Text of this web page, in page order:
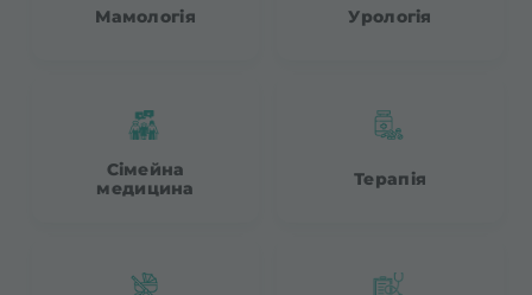
Мамологія Урологія
Сімейна
медицина
Терапія